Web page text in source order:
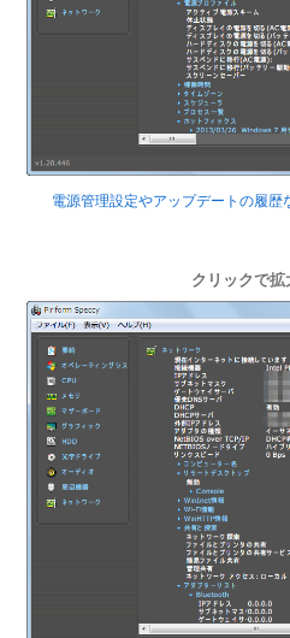
電源管理設定やアップデートの履歴
クリックで拡